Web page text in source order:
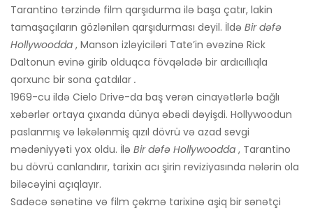
Tarantino tərzində film qarşıdurma ilə başa çatır, lakin
tamaşaçıların gözlənilən qarşıdurması deyil. İldə Bir dəfə
Hollywoodda , Manson izləyiciləri Tate’in əvəzinə Rick
Daltonun evinə girib olduqca fövqəladə bir ardıcıllıqla
qorxunc bir sona çatdılar .
1969-cu ildə Cielo Drive-da baş verən cinayətlərlə bağlı
xəbərlər ortaya çıxanda dünya əbədi dəyişdi. Hollywoodun
paslanmış və ləkələnmiş qızıl dövrü və azad sevgi
mədəniyyəti yox oldu. İlə Bir dəfə Hollywoodda , Tarantino
bu dövrü canlandırır, tarixin acı şirin reviziyasında nələrin ola
biləcəyini açıqlayır.
Sadəcə sənətinə və film çəkmə tarixinə aşiq bir sənətçi